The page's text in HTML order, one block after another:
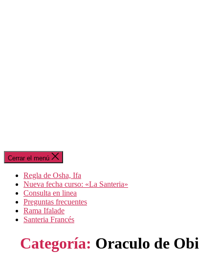
Cerrar el menú
Regla de Osha, Ifa
Nueva fecha curso: «La Santeria»
Consulta en linea
Preguntas frecuentes
Rama Ifalade
Santeria Francés
Categoría: Oraculo de Obi